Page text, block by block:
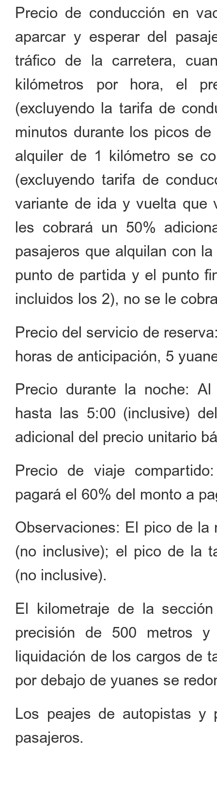
Precio de conducción en
aparcar y esperar del
tráfico de la carretera,
kilómetros por hora, el
(excluyendo la tarifa de
minutos durante los picos
alquiler de 1 kilómetro se
(excluyendo tarifa de
variante de ida y vuelta que
les cobrará un 50%
pasajeros que alquilan con
punto de partida y el punto
incluidos los 2), no se le
Precio del servicio de
horas de anticipación, 5
Precio durante la noche:
hasta las 5:00 (inclusive)
adicional del precio unitario
Precio de viaje
pagará el 60% del monto a
Observaciones: El pico de la
(no inclusive); el pico de la
(no inclusive).
El kilometraje de la
precisión de 500 metros
liquidación de los cargos de
por debajo de yuanes se
Los peajes de autopistas y
pasajeros.